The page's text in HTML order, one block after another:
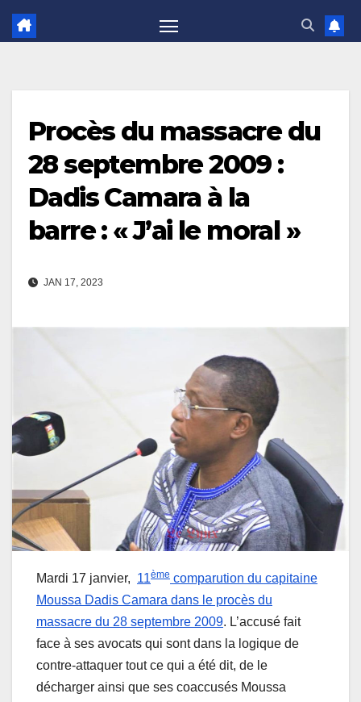
Procès du massacre du
28 septembre 2009 :
Dadis Camara à la
barre : « J’ai le moral »
JAN 17, 2023
Mardi 17 janvier, 11ème comparution du capitaine
Moussa Dadis Camara dans le procès du
massacre du 28 septembre 2009. L’accusé fait
face à ses avocats qui sont dans la logique de
contre-attaquer tout ce qui a été dit, de le
décharger ainsi que ses coaccusés Moussa